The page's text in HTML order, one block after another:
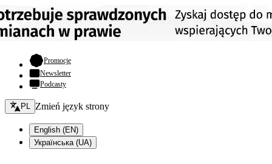
Promocje- otwiera się w nowej karcie
Newsletter
Podcasty
Zmień język - bieżący:
PL Zmień język strony
English (EN)
Українська (UA)